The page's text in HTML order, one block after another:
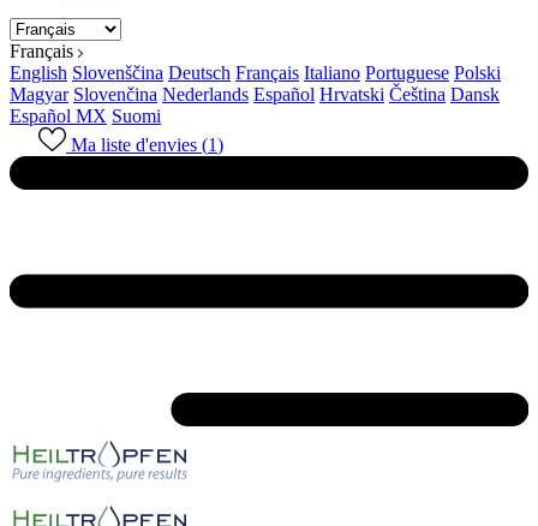
Français
English Slovenščina Deutsch Français Italiano Portuguese Polski
Magyar Slovenčina Nederlands Español Hrvatski Čeština Dansk
Español MX Suomi
Ma liste d'envies (1)